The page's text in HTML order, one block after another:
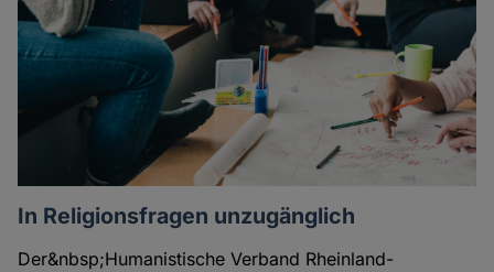
In Religionsfragen unzugänglich
Der&nbsp;Humanistische Verband Rheinland-